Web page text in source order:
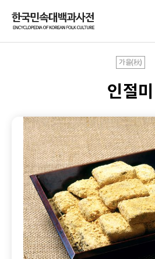
가을(秋)
인절미